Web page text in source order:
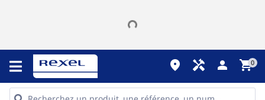
place handyman person shopping_cart0